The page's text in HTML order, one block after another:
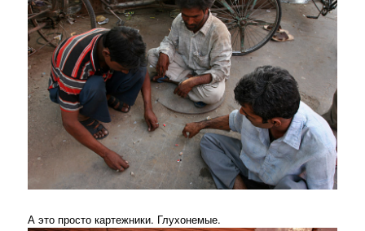
А это просто картежники. Глухонемые.